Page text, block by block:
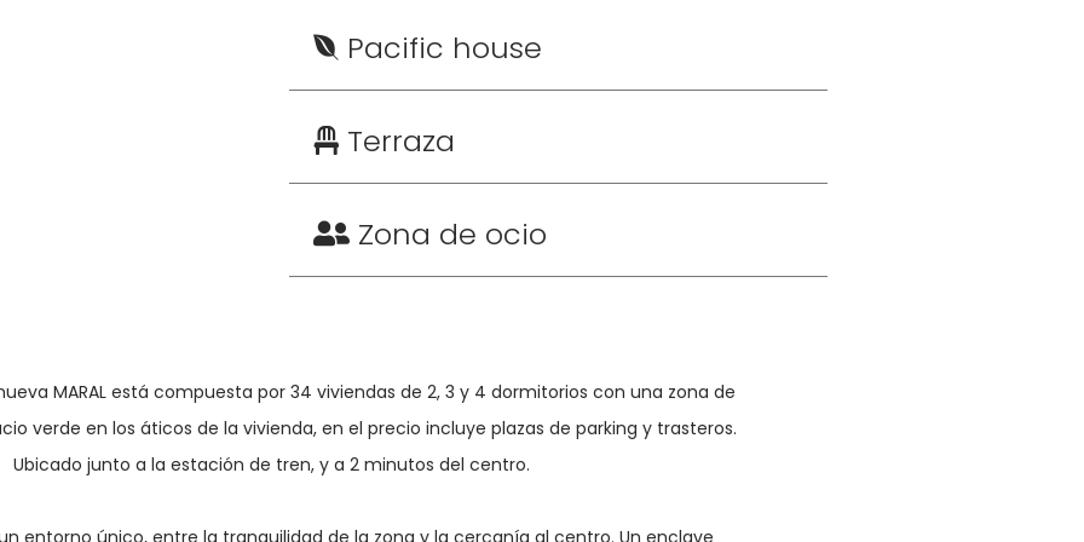
Pacific house
Terraza
Zona de ocio
MARAL está compuesta por 34 viviendas de 2, 3 y 4 dormitorios con una zona de
verde en los áticos de la vivienda, en el precio incluye plazas de parking y trasteros.
Ubicado junto a la estación de tren, y a 2 minutos del centro.